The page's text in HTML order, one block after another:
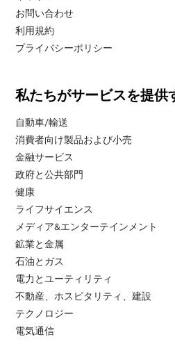
お問い合わせ
利用規約
プライバシーポリシー
私たちがサービスを提供
自動車/輸送
消費者向け製品および小売
金融サービス
政府と公共部門
健康
ライフサイエンス
メディア&エンターテインメント
鉱業と金属
石油とガス
電力とユーティリティ
不動産、ホスピタリティ、建設
テクノロジー
電気通信